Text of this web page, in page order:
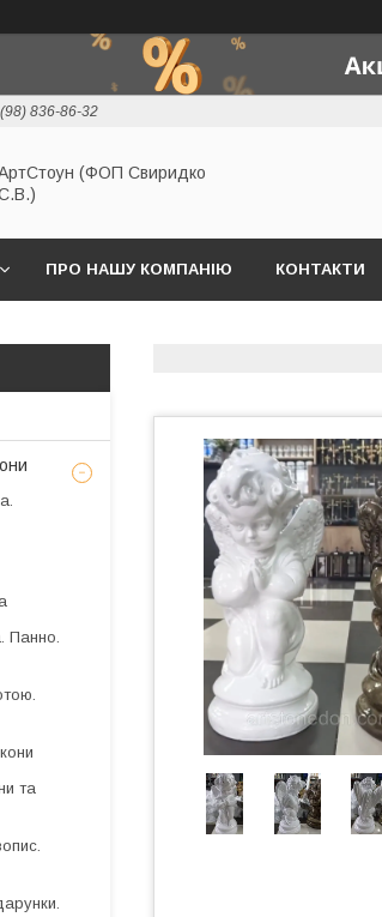
836-86-32
(ФОП Свиридко
ПРО НАШУ КОМПАНІЮ КОНТАКТИ
Панно.
та